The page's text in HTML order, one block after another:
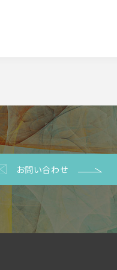
お問い合わせ